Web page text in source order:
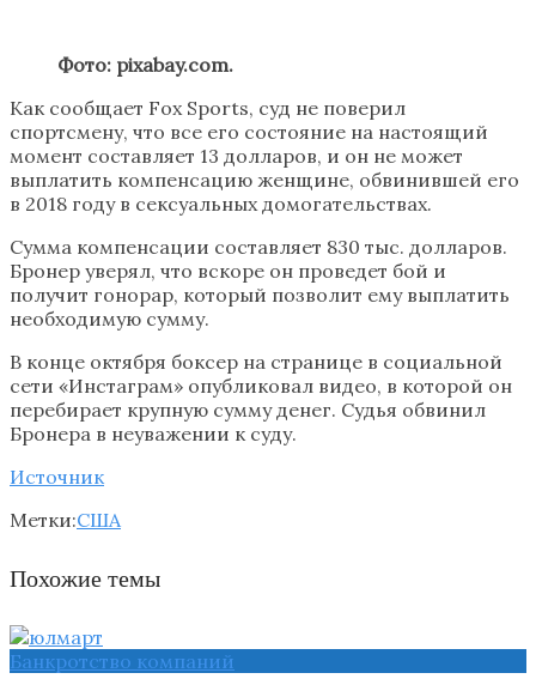
Фото: pixabay.com.
Как сообщает Fox Sports, суд не поверил
спортсмену, что все его состояние на настоящий
момент составляет 13 долларов, и он не может
выплатить компенсацию женщине, обвинившей его
в 2018 году в сексуальных домогательствах.
Сумма компенсации составляет 830 тыс. долларов.
Бронер уверял, что вскоре он проведет бой и
получит гонорар, который позволит ему выплатить
необходимую сумму.
В конце октября боксер на странице в социальной
сети «Инстаграм» опубликовал видео, в которой он
перебирает крупную сумму денег. Судья обвинил
Бронера в неуважении к суду.
Источник
Метки:США
Похожие темы
Банкротство компаний